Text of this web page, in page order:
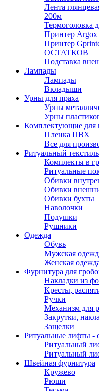
Лента
200м
Термоголовка
Принтер Argox
Принтер
ОСТАТКОВ
Подставка
Лампады
Лампады
Вкладыши
Урны для праха
Урны
Урны
Комплектующие для
Пленка ПВХ
Все для
Ритуальный текстиль
Комплекты в
Ритуальные
Обивки
Обивки
Обивки бухты
Наволочки
Подушки
Рушники
Одежда
Обувь
Мужская
Женская
Фурнитура для
Накладки из
Кресты,
Ручки
Механизм для
Закрутки,
Защелки
Ритуальные лифты -
Ритуальный
Ритуальный
Швейная фурнитура
Кружево
Рюши